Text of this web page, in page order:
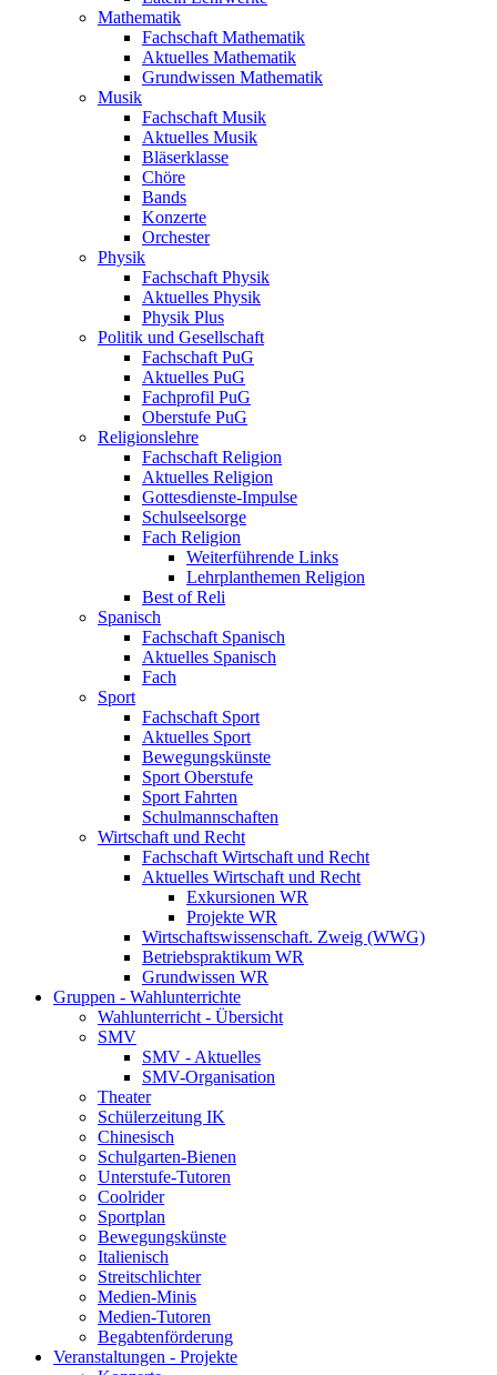
Mathematik
Fachschaft Mathematik
Aktuelles Mathematik
Grundwissen Mathematik
Musik
Fachschaft Musik
Aktuelles Musik
Bläserklasse
Chöre
Bands
Konzerte
Orchester
Physik
Fachschaft Physik
Aktuelles Physik
Physik Plus
Politik und Gesellschaft
Fachschaft PuG
Aktuelles PuG
Fachprofil PuG
Oberstufe PuG
Religionslehre
Fachschaft Religion
Aktuelles Religion
Gottesdienste-Impulse
Schulseelsorge
Fach Religion
Weiterführende Links
Lehrplanthemen Religion
Best of Reli
Spanisch
Fachschaft Spanisch
Aktuelles Spanisch
Fach
Sport
Fachschaft Sport
Aktuelles Sport
Bewegungskünste
Sport Oberstufe
Sport Fahrten
Schulmannschaften
Wirtschaft und Recht
Fachschaft Wirtschaft und Recht
Aktuelles Wirtschaft und Recht
Exkursionen WR
Projekte WR
Wirtschaftswissenschaft. Zweig (WWG)
Betriebspraktikum WR
Grundwissen WR
Gruppen - Wahlunterrichte
Wahlunterricht - Übersicht
SMV
SMV - Aktuelles
SMV-Organisation
Theater
Schülerzeitung IK
Chinesisch
Schulgarten-Bienen
Unterstufe-Tutoren
Coolrider
Sportplan
Bewegungskünste
Italienisch
Streitschlichter
Medien-Minis
Medien-Tutoren
Begabtenförderung
Veranstaltungen - Projekte